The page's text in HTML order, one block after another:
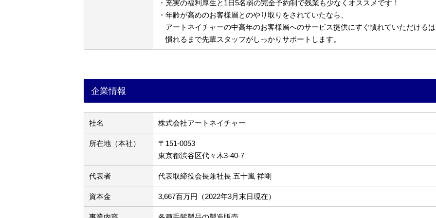
・充実の福利厚生と1日5名弱の完全予約制で残業も少なくオススメです！
・年齢が高めのお客様層とのやり取りをされていたなら、
アートネイチャーの中高年のお客様層へのサービス提供にすぐ慣れていただける
慣れるまで先輩スタッフがしっかりサポートします。
企業情報
社名 株式会社アートネイチャー
所在地（本社）
〒151-0053
東京都渋谷区代々木3-40-7
代表者 代表取締役会長兼社長 五十嵐 祥剛
資本金 3,667百万円（2022年3月末日現在）